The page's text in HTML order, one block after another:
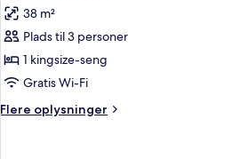
af
Suite
-
1
seng
38 m²
Plads til 3 personer
1 kingsize-seng
Gratis Wi-Fi
Flere oplysninger
Flere